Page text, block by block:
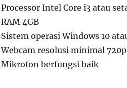
Processor Intel Core i3 atau
RAM 4GB
Sistem operasi Windows 10
Webcam resolusi minimal 720p
Mikrofon berfungsi baik